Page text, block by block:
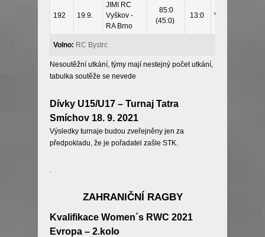
192 19.9.
JIMI RC
Vyškov -
RA Brno
85:0
(45:0)
13:0 Vyškov
Volno: RC Bystrc
Nesoutěžní utkání, týmy mají nestejný počet utkání,
tabulka soutěže se nevede
Dívky U15/U17 – Turnaj Tatra
Smíchov 18. 9. 2021
Výsledky turnaje budou zveřejněny jen za
předpokladu, že je pořadatel zašle STK.
.
ZAHRANIČNÍ RAGBY
Kvalifikace Women´s RWC 2021
Evropa – 2.kolo